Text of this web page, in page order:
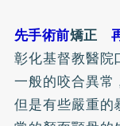
先手術前矯正
彰化基督教醫院
一般的咬合異常
但是有些嚴重的